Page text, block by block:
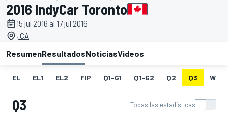
2016 IndyCar Toronto
15 jul 2016 al 17 jul 2016
, CA
ResumenResultadosNoticiasVideos
EL EL1 EL2 FIP Q1-G1 Q1-G2 Q2 Q3 W
Q3 Todas las estadísticas